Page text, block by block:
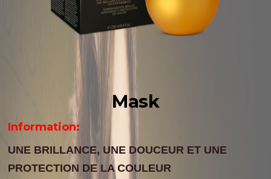
Mask
Information:
UNE BRILLANCE, UNE DOUCEUR ET UNE
PROTECTION DE LA COULEUR